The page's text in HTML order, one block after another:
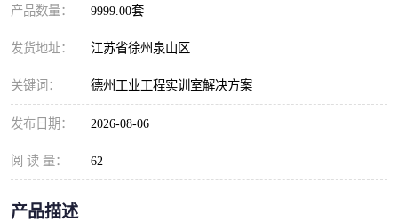
产品数量： 9999.00套
发货地址： 江苏省徐州泉山区
关键词： 德州工业工程实训室解决方案
发布日期： 2026-08-06
阅 读 量： 62
产品描述